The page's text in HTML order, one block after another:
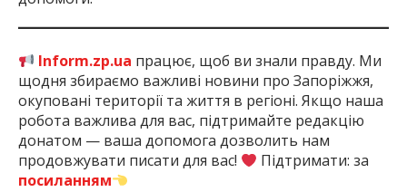
Inform.zp.ua працює, щоб ви знали правду. Ми
щодня збираємо важливі новини про Запоріжжя,
окуповані території та життя в регіоні. Якщо наша
робота важлива для вас, підтримайте редакцію
донатом — ваша допомога дозволить нам
продовжувати писати для вас!
Підтримати: за
посиланням